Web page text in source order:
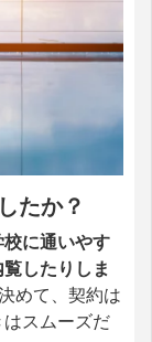
たか？
に通いやす
したりしま
めて、契約は
スムーズだ